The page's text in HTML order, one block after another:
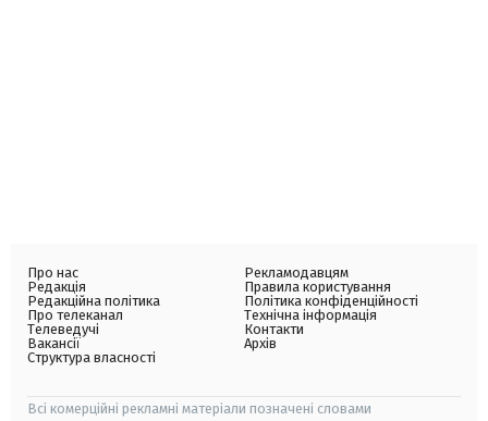
Про нас
Редакція
Редакційна політика
Про телеканал
Телеведучі
Вакансії
Структура власності
Рекламодавцям
Правила користування
Політика конфіденційності
Технічна інформація
Контакти
Архів
Всі комерційні рекламні матеріали позначені словами